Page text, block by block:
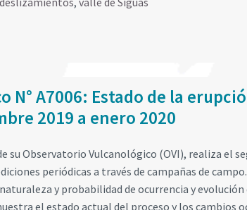
N° A7006: Estado de la
2019 a enero 2020
su Observatorio Vulcanológico (OVI), realiza el
periódicas a través de campañas de
y probabilidad de ocurrencia y evolución
el estado actual del proceso y los cambios